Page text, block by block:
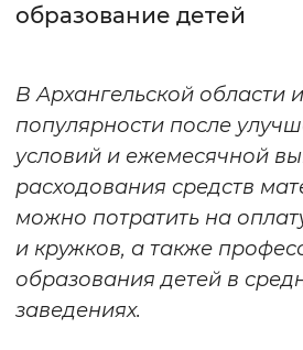
Интервал
Цвет
Монохромный
Синий
образование детей
В Архангельской области
популярности после
условий и ежемесячной
расходования средств
можно потратить на
и кружков, а также
образования детей в
заведениях.